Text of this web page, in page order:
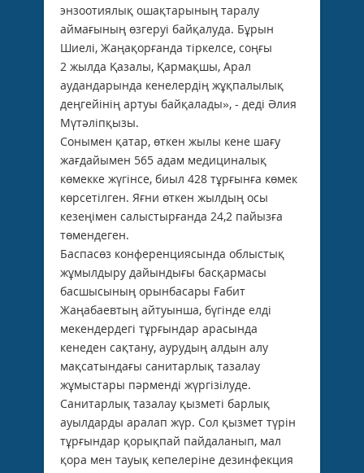
энзоотиялық ошақтарының таралу
аймағының өзгеруі байқалуда. Бұрын
Шиелі, Жаңақорғанда тіркелсе, соңғы
2 жылда Қазалы, Қармақшы, Арал
аудандарында кенелердің жұқпалылық
деңгейінің артуы байқалады», - деді Әлия
Мүтәліпқызы.
Сонымен қатар, өткен жылы кене шағу
жағдайымен 565 адам медициналық
көмекке жүгінсе, биыл 428 тұрғынға көмек
көрсетілген. Яғни өткен жылдың осы
кезеңімен салыстырғанда 24,2 пайызға
төмендеген.
Баспасөз конференциясында облыстық
жұмылдыру дайындығы басқармасы
басшысының орынбасары Ғабит
Жаңабаевтың айтуынша, бүгінде елді
мекендердегі тұрғындар арасында
кенеден сақтану, аурудың алдын алу
мақсатындағы санитарлық тазалау
жұмыстары пәрменді жүргізілуде.
Санитарлық тазалау қызметі барлық
ауылдарды аралап жүр. Сол қызмет түрін
тұрғындар қорықпай пайдаланып, мал
қора мен тауық кепелеріне дезинфекция